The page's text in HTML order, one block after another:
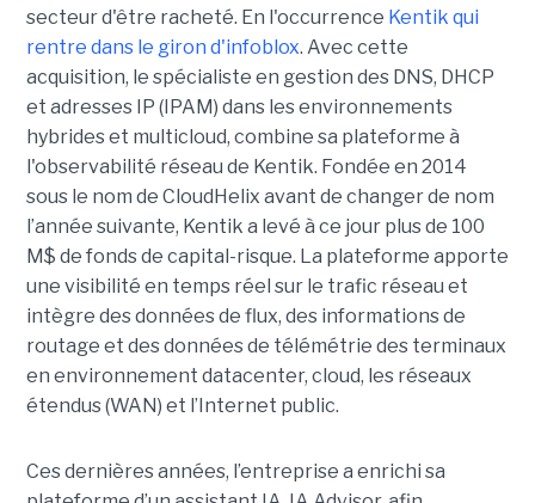
secteur d'être racheté. En l'occurrence Kentik qui
rentre dans le giron d'infoblox. Avec cette
acquisition, le spécialiste en gestion des DNS, DHCP
et adresses IP (IPAM) dans les environnements
hybrides et multicloud, combine sa plateforme à
l'observabilité réseau de Kentik. Fondée en 2014
sous le nom de CloudHelix avant de changer de nom
l’année suivante, Kentik a levé à ce jour plus de 100
M$ de fonds de capital-risque. La plateforme apporte
une visibilité en temps réel sur le trafic réseau et
intègre des données de flux, des informations de
routage et des données de télémétrie des terminaux
en environnement datacenter, cloud, les réseaux
étendus (WAN) et l’Internet public.
Ces dernières années, l’entreprise a enrichi sa